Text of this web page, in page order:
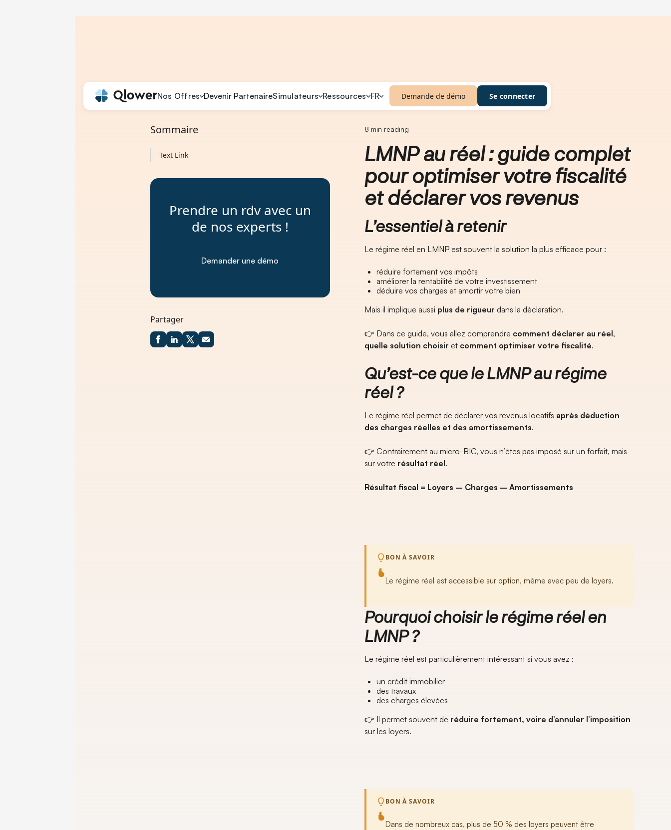
Nos Offres Devenir PartenaireSimulateurs Ressources FR Demande de démo Se connecter
Accueil Blog LMNP au réel : guide complet pour optimiser votre fiscalité et déclarer vos revenus
Sommaire
Text Link
Prendre un rdv avec un
de nos experts !
Demander une démo
Partager
8 min reading
LMNP au réel : guide complet
pour optimiser votre fiscalité
et déclarer vos revenus
L’essentiel à retenir
Le régime réel en LMNP est souvent la solution la plus efficace pour :
réduire fortement vos impôts
améliorer la rentabilité de votre investissement
déduire vos charges et amortir votre bien
Mais il implique aussi plus de rigueur dans la déclaration.
👉 Dans ce guide, vous allez comprendre comment déclarer au réel,
quelle solution choisir et comment optimiser votre fiscalité.
Qu’est-ce que le LMNP au régime
réel ?
Le régime réel permet de déclarer vos revenus locatifs après déduction
des charges réelles et des amortissements.
👉 Contrairement au micro-BIC, vous n’êtes pas imposé sur un forfait, mais
sur votre résultat réel.
Résultat fiscal = Loyers – Charges – Amortissements
BON À SAVOIR
Le régime réel est accessible sur option, même avec peu de loyers.
Pourquoi choisir le régime réel en
LMNP ?
Le régime réel est particulièrement intéressant si vous avez :
un crédit immobilier
des travaux
des charges élevées
👉 Il permet souvent de réduire fortement, voire d’annuler l’imposition
sur les loyers.
BON À SAVOIR
Dans de nombreux cas, plus de 50 % des loyers peuvent être